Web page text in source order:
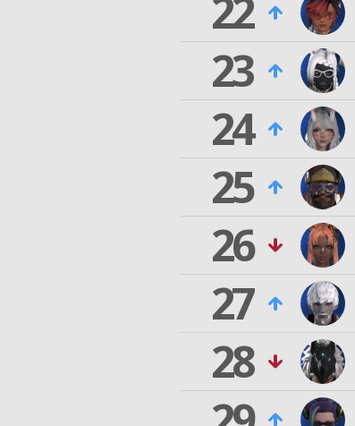
22
23
24
25
26
27
28